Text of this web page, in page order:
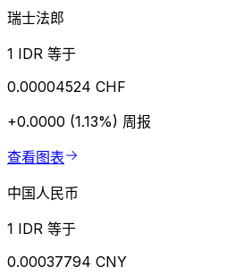
瑞士法郎
1 IDR 等于
0.00004524 CHF
+0.0000 (1.13%) 周报
查看图表
中国人民币
1 IDR 等于
0.00037794 CNY